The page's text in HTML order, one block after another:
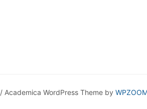
/ Academica WordPress Theme by